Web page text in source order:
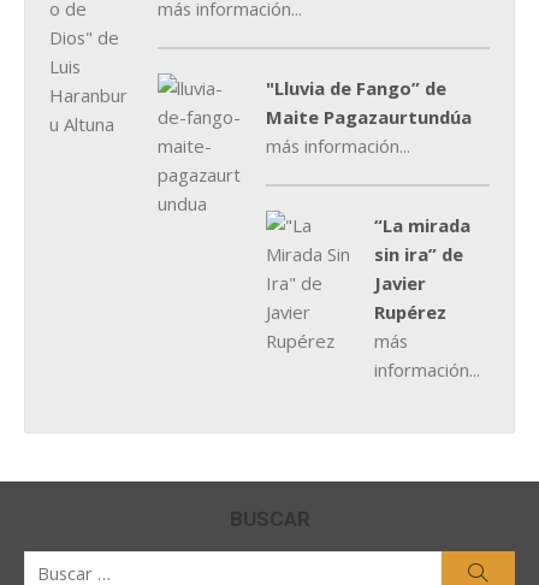
más información...
"Lluvia de Fango” de
Maite Pagazaurtundúa
más información...
“La mirada
sin ira” de
Javier
Rupérez
más
información...
BUSCAR
Buscar